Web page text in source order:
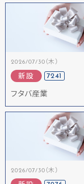
2026/07/30（木）
新設 7241
フタバ産業
2026/07/30（木）